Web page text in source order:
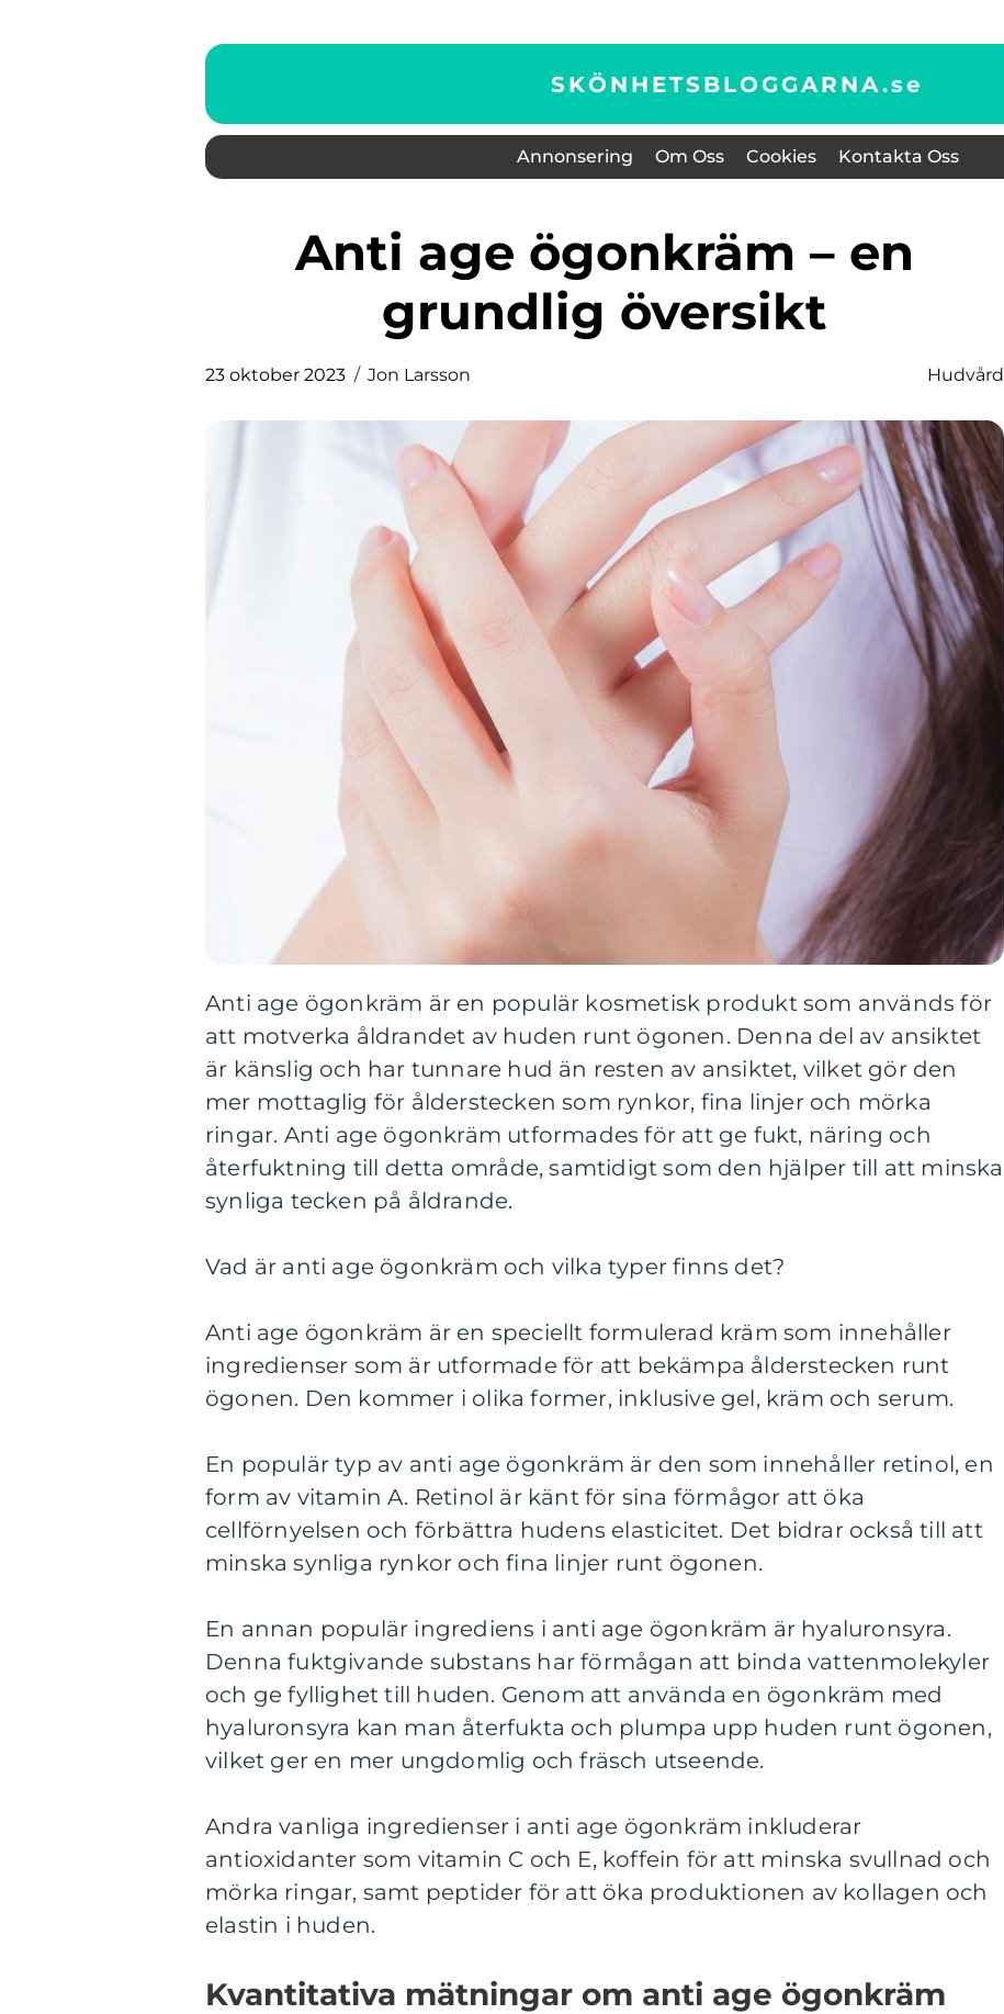
SKÖNHETSBLOGGARNA.se
Annonsering Om Oss Cookies Kontakta Oss
Anti age ögonkräm – en
grundlig översikt
23 oktober 2023 Jon Larsson Hudvård
Anti age ögonkräm är en populär kosmetisk produkt som används för
att motverka åldrandet av huden runt ögonen. Denna del av ansiktet
är känslig och har tunnare hud än resten av ansiktet, vilket gör den
mer mottaglig för ålderstecken som rynkor, fina linjer och mörka
ringar. Anti age ögonkräm utformades för att ge fukt, näring och
återfuktning till detta område, samtidigt som den hjälper till att minska
synliga tecken på åldrande.
Vad är anti age ögonkräm och vilka typer finns det?
Anti age ögonkräm är en speciellt formulerad kräm som innehåller
ingredienser som är utformade för att bekämpa ålderstecken runt
ögonen. Den kommer i olika former, inklusive gel, kräm och serum.
En populär typ av anti age ögonkräm är den som innehåller retinol, en
form av vitamin A. Retinol är känt för sina förmågor att öka
cellförnyelsen och förbättra hudens elasticitet. Det bidrar också till att
minska synliga rynkor och fina linjer runt ögonen.
En annan populär ingrediens i anti age ögonkräm är hyaluronsyra.
Denna fuktgivande substans har förmågan att binda vattenmolekyler
och ge fyllighet till huden. Genom att använda en ögonkräm med
hyaluronsyra kan man återfukta och plumpa upp huden runt ögonen,
vilket ger en mer ungdomlig och fräsch utseende.
Andra vanliga ingredienser i anti age ögonkräm inkluderar
antioxidanter som vitamin C och E, koffein för att minska svullnad och
mörka ringar, samt peptider för att öka produktionen av kollagen och
elastin i huden.
Kvantitativa mätningar om anti age ögonkräm